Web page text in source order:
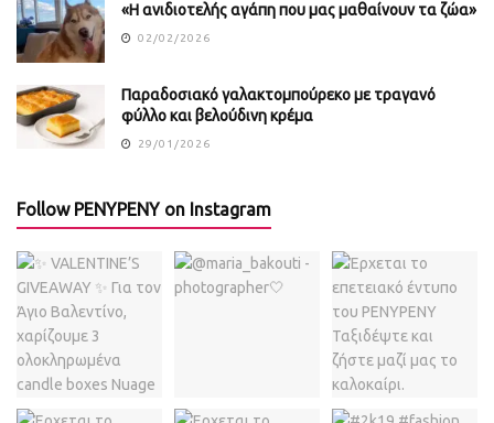
«Η ανιδιοτελής αγάπη που μας μαθαίνουν τα ζώα»
02/02/2026
Παραδοσιακό γαλακτομπούρεκο με τραγανό
φύλλο και βελούδινη κρέμα
29/01/2026
Follow PENYPENY on Instagram